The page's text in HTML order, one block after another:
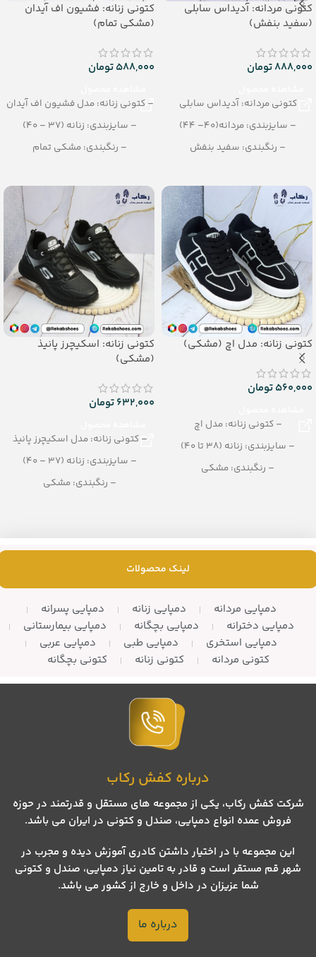
کتونی مردانه: آدیداس سابلی
(سفید بنفش)
888,000تومان
کتونی مردانه: آدیداس سابلی
– سایزبندی: مردانه(40– 44)
– رنگبندی: سفید بنفش
کتونی زنانه: فشیون اف آیدان
(مشکی تمام)
588,000تومان
– کتونی زنانه: مدل فشیون اف آیدان
– سایزبندی: زنانه (37 – 40)
– رنگبندی: مشکی تمام
کتونی زنانه: مدل اچ (مشکی)
560,000تومان
– کتونی زنانه: مدل اچ
– سایزبندی: زنانه (38 تا 40)
– رنگبندی: مشکی
کتونی زنانه: اسکیچرز پانیذ
(مشکی)
632,000تومان
– کتونی زنانه: مدل اسکیچرز پانیذ
– سایزبندی: زنانه (37 – 40)
– رنگبندی: مشکی
لینک محصولات
دمپایی مردانه دمپایی زنانه
دمپایی پسرانه
دمپایی دخترانه
دمپایی بچگانه
دمپایی بیمارستانی
دمپایی استخری
دمپایی طبی
دمپایی عربی
کتونی مردانه
کتونی زنانه کتونی بچگانه
درباره کفش رکاب
شرکت کفش رکاب، یکی از مجموعه های مستقل و قدرتمند در حوزه
فروش عمده انواع دمپایی، صندل و کتونی در ایران می باشد.
این مجموعه با در اختیار داشتن کادری آموزش دیده و مجرب در
شهر قم مستقر است و قادر به تامین نیاز دمپایی، صندل و کتونی
شما عزیزان در داخل و خارج از کشور می باشد.
درباره ما